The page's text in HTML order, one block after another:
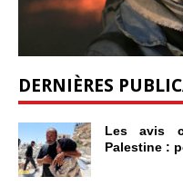
DERNIÈRES
Les avis
Palestine :